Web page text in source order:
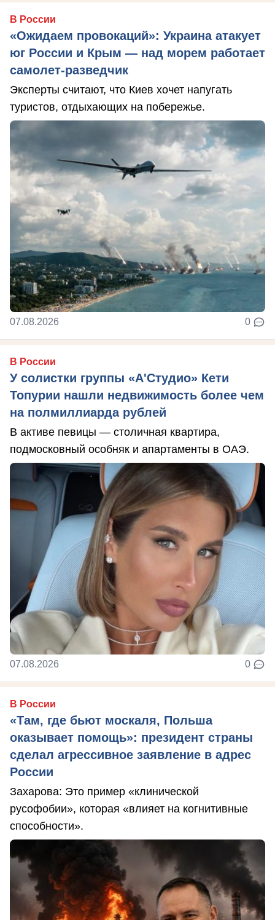
В России
«Ожидаем провокаций»: Украина атакует
юг России и Крым — над морем работает
самолет-разведчик
Эксперты считают, что Киев хочет напугать
туристов, отдыхающих на побережье.
07.08.2026 0
В России
У солистки группы «А'Студио» Кети
Топурии нашли недвижимость более чем
на полмиллиарда рублей
В активе певицы — столичная квартира,
подмосковный особняк и апартаменты в ОАЭ.
07.08.2026 0
В России
«Там, где бьют москаля, Польша
оказывает помощь»: президент страны
сделал агрессивное заявление в адрес
России
Захарова: Это пример «клинической
русофобии», которая «влияет на когнитивные
способности».